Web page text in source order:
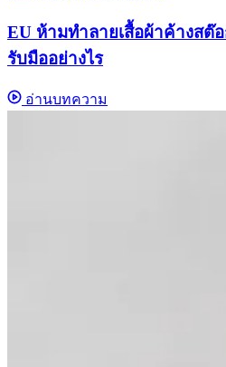
EU ห้ามทำลายเสื้อผ้าค้างสต๊
รับมืออย่างไร
อ่านบทความ